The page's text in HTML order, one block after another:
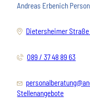
Andreas Erbenich
Dietersheimer
089 / 37 48 89 63
Stellenangebote